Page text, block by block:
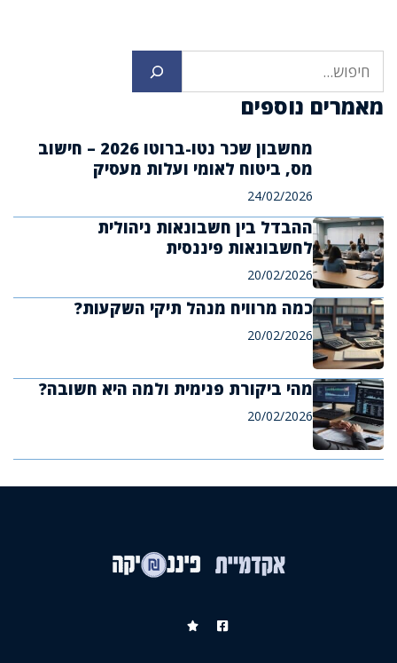
מאמרים נוספים
מחשבון שכר נטו-ברוטו 2026 – חישוב
מס, ביטוח לאומי ועלות מעסיק
24/02/2026
ההבדל בין חשבונאות ניהולית
לחשבונאות פיננסית
20/02/2026
כמה מרוויח מנהל תיקי השקעות?
20/02/2026
מהי ביקורת פנימית ולמה היא חשובה?
20/02/2026